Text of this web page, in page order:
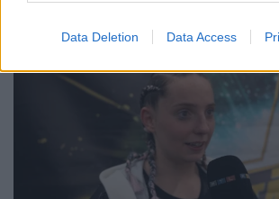
Data Deletion Data Access